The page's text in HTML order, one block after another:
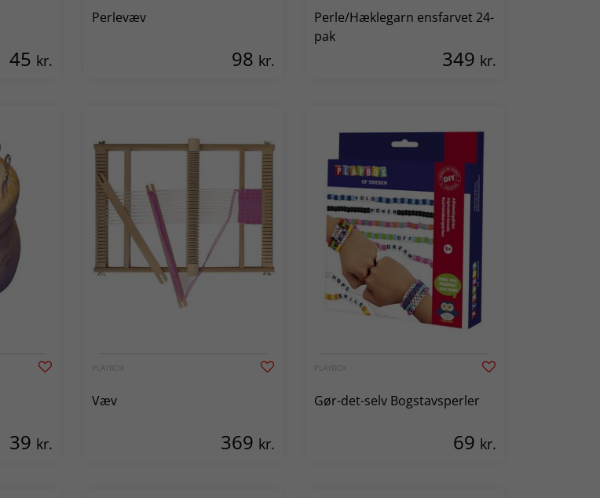
45 kr.
Perlevæv
98 kr.
Perle/Hæklegarn ensfarvet 24-
pak
349 kr.
39 kr.
PLAYBOX
Væv
369 kr.
PLAYBOX
Gør-det-selv Bogstavsperler
69 kr.